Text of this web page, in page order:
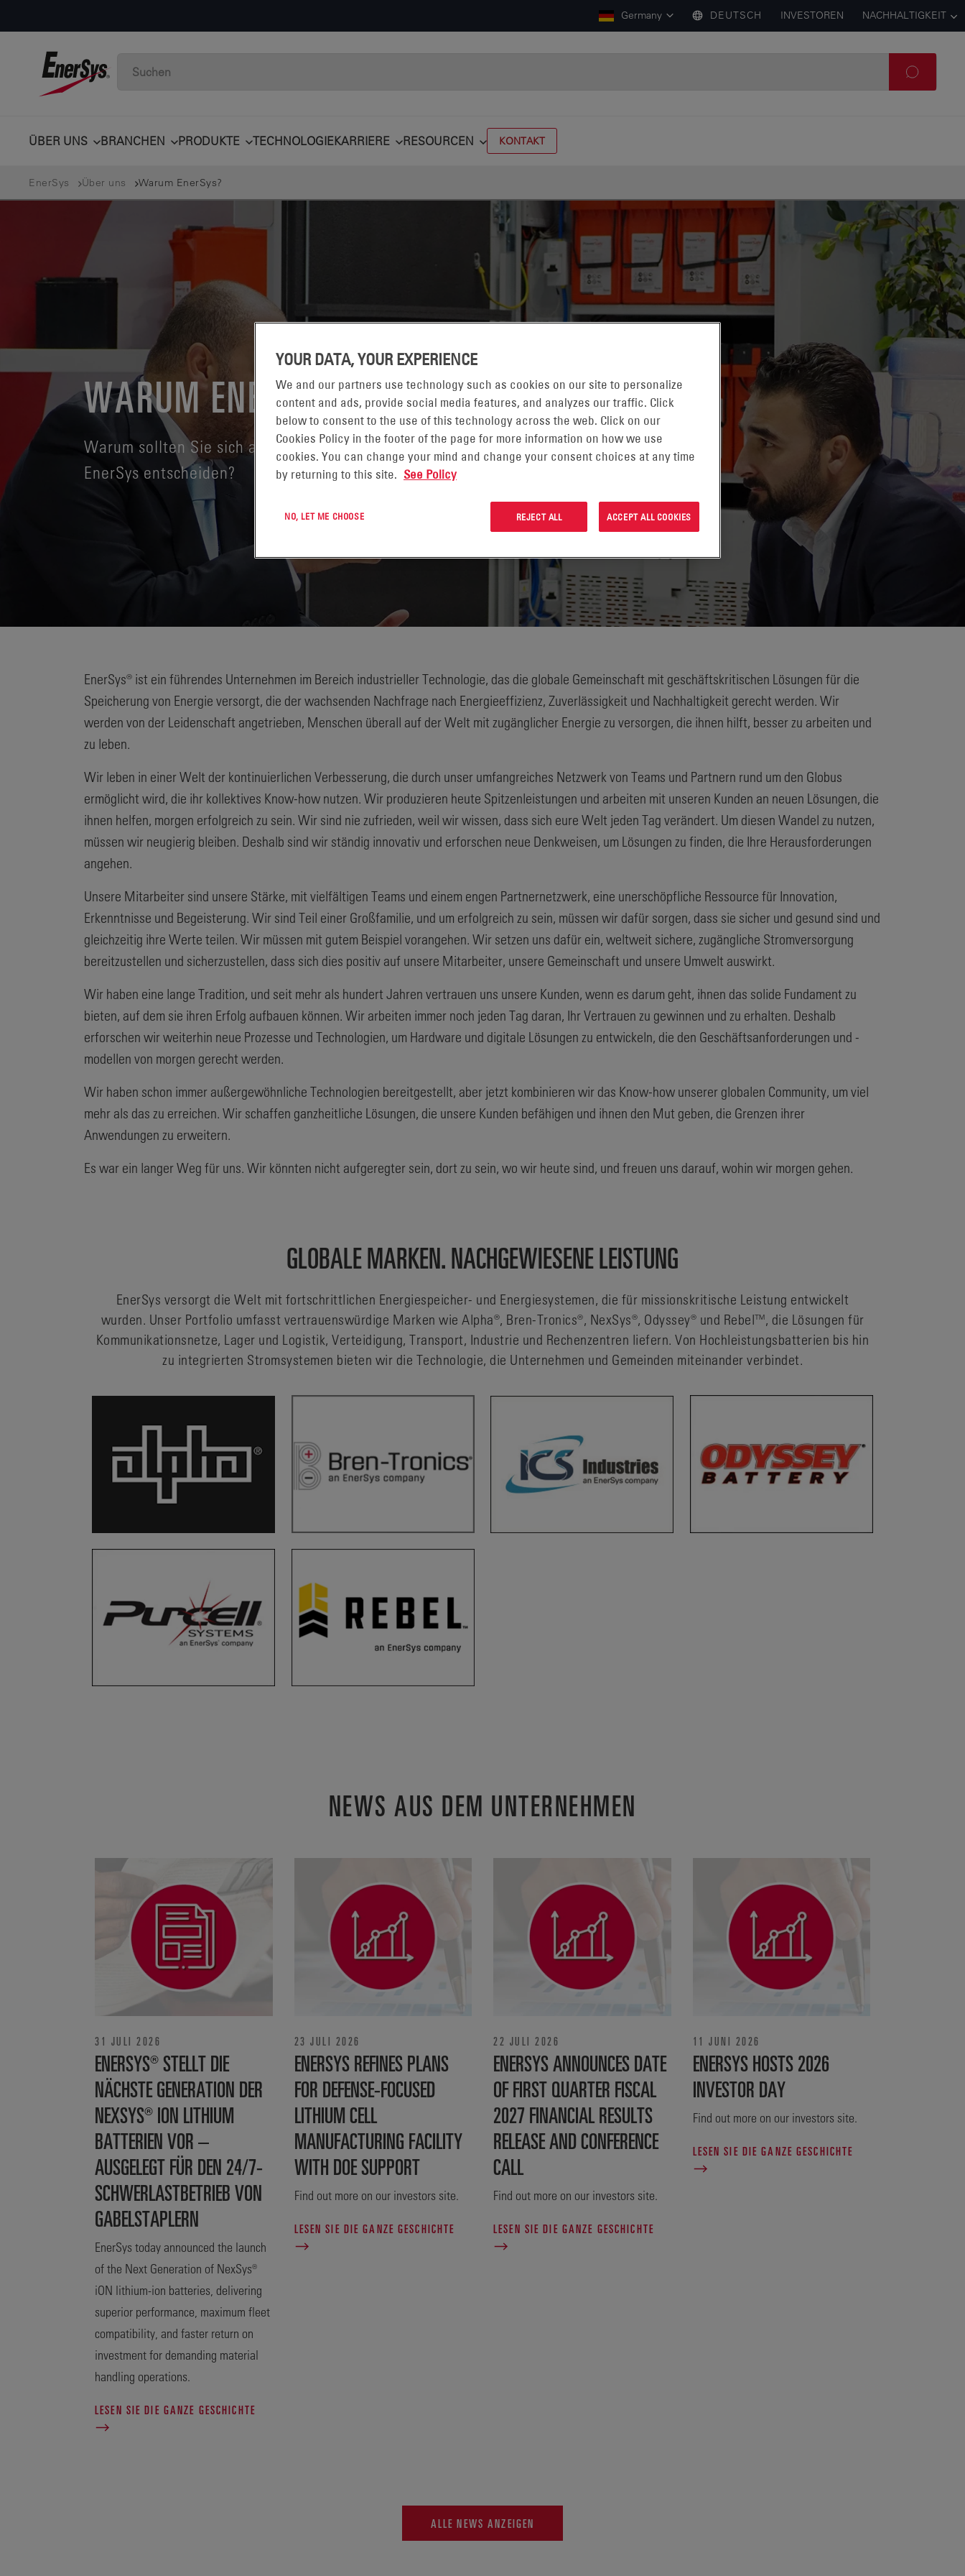
Germany DEUTSCH INVESTOREN NACHHALTIGKEIT
ÜBER UNS BRANCHEN PRODUKTE TECHNOLOGIEKARRIERE RESOURCEN KONTAKT
EnerSys Über uns Warum EnerSys?
WARUM ENERSYS
Warum sollten Sie sich also für eine Partnerschaft mit
EnerSys entscheiden?
EnerSys® ist ein führendes Unternehmen im Bereich industrieller Technologie, das die globale Gemeinschaft mit geschäftskritischen Lösungen für die
Speicherung von Energie versorgt, die der wachsenden Nachfrage nach Energieeffizienz, Zuverlässigkeit und Nachhaltigkeit gerecht werden. Wir
werden von der Leidenschaft angetrieben, Menschen überall auf der Welt mit zugänglicher Energie zu versorgen, die ihnen hilft, besser zu arbeiten und
zu leben.
Wir leben in einer Welt der kontinuierlichen Verbesserung, die durch unser umfangreiches Netzwerk von Teams und Partnern rund um den Globus
ermöglicht wird, die ihr kollektives Know-how nutzen. Wir produzieren heute Spitzenleistungen und arbeiten mit unseren Kunden an neuen Lösungen, die
ihnen helfen, morgen erfolgreich zu sein. Wir sind nie zufrieden, weil wir wissen, dass sich eure Welt jeden Tag verändert. Um diesen Wandel zu nutzen,
müssen wir neugierig bleiben. Deshalb sind wir ständig innovativ und erforschen neue Denkweisen, um Lösungen zu finden, die Ihre Herausforderungen
angehen.
Unsere Mitarbeiter sind unsere Stärke, mit vielfältigen Teams und einem engen Partnernetzwerk, eine unerschöpfliche Ressource für Innovation,
Erkenntnisse und Begeisterung. Wir sind Teil einer Großfamilie, und um erfolgreich zu sein, müssen wir dafür sorgen, dass sie sicher und gesund sind und
gleichzeitig ihre Werte teilen. Wir müssen mit gutem Beispiel vorangehen. Wir setzen uns dafür ein, weltweit sichere, zugängliche Stromversorgung
bereitzustellen und sicherzustellen, dass sich dies positiv auf unsere Mitarbeiter, unsere Gemeinschaft und unsere Umwelt auswirkt.
Wir haben eine lange Tradition, und seit mehr als hundert Jahren vertrauen uns unsere Kunden, wenn es darum geht, ihnen das solide Fundament zu
bieten, auf dem sie ihren Erfolg aufbauen können. Wir arbeiten immer noch jeden Tag daran, Ihr Vertrauen zu gewinnen und zu erhalten. Deshalb
erforschen wir weiterhin neue Prozesse und Technologien, um Hardware und digitale Lösungen zu entwickeln, die den Geschäftsanforderungen und -
modellen von morgen gerecht werden.
Wir haben schon immer außergewöhnliche Technologien bereitgestellt, aber jetzt kombinieren wir das Know-how unserer globalen Community, um viel
mehr als das zu erreichen. Wir schaffen ganzheitliche Lösungen, die unsere Kunden befähigen und ihnen den Mut geben, die Grenzen ihrer
Anwendungen zu erweitern.
Es war ein langer Weg für uns. Wir könnten nicht aufgeregter sein, dort zu sein, wo wir heute sind, und freuen uns darauf, wohin wir morgen gehen.
GLOBALE MARKEN. NACHGEWIESENE LEISTUNG
EnerSys versorgt die Welt mit fortschrittlichen Energiespeicher- und Energiesystemen, die für missionskritische Leistung entwickelt
wurden. Unser Portfolio umfasst vertrauenswürdige Marken wie Alpha®, Bren-Tronics®, NexSys®, Odyssey® und Rebel™, die Lösungen für
Kommunikationsnetze, Lager und Logistik, Verteidigung, Transport, Industrie und Rechenzentren liefern. Von Hochleistungsbatterien bis hin
zu integrierten Stromsystemen bieten wir die Technologie, die Unternehmen und Gemeinden miteinander verbindet.
NEWS AUS DEM UNTERNEHMEN
31 JULI 2026
ENERSYS® STELLT DIE
NÄCHSTE GENERATION DER
NEXSYS® ION LITHIUM
BATTERIEN VOR –
AUSGELEGT FÜR DEN 24/7-
SCHWERLASTBETRIEB VON
GABELSTAPLERN
EnerSys today announced the launch
of the Next Generation of NexSys®
iON lithium-ion batteries, delivering
superior performance, maximum fleet
compatibility, and faster return on
investment for demanding material
handling operations.
LESEN SIE DIE GANZE GESCHICHTE
23 JULI 2026
ENERSYS REFINES PLANS
FOR DEFENSE‑FOCUSED
LITHIUM CELL
MANUFACTURING FACILITY
WITH DOE SUPPORT
Find out more on our investors site.
LESEN SIE DIE GANZE GESCHICHTE
22 JULI 2026
ENERSYS ANNOUNCES DATE
OF FIRST QUARTER FISCAL
2027 FINANCIAL RESULTS
RELEASE AND CONFERENCE
CALL
Find out more on our investors site.
LESEN SIE DIE GANZE GESCHICHTE
11 JUNI 2026
ENERSYS HOSTS 2026
INVESTOR DAY
Find out more on our investors site.
LESEN SIE DIE GANZE GESCHICHTE
ALLE NEWS ANZEIGEN
YOUR DATA, YOUR EXPERIENCE
We and our partners use technology such as cookies on our site to personalize
content and ads, provide social media features, and analyzes our traffic. Click
below to consent to the use of this technology across the web. Click on our
Cookies Policy in the footer of the page for more information on how we use
cookies. You can change your mind and change your consent choices at any time
by returning to this site. See Policy
NO, LET ME CHOOSE REJECT ALL ACCEPT ALL COOKIES